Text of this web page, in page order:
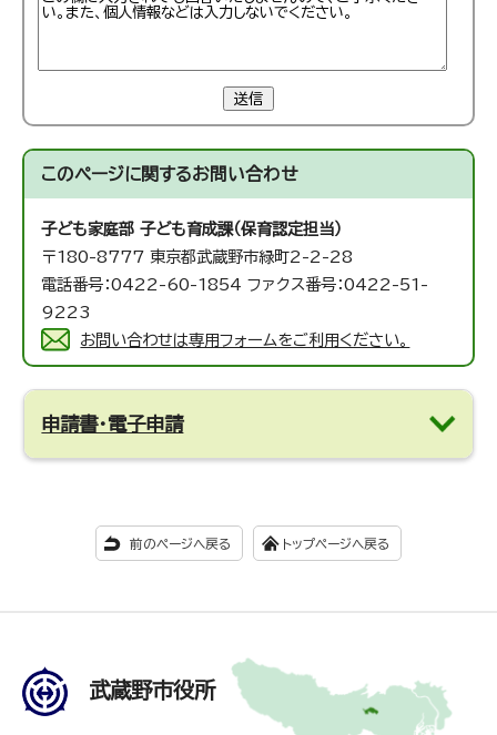
送信
このページに関するお問い合わせ
子ども家庭部 子ども育成課（保育認定担当）
〒180-8777 東京都武蔵野市緑町2-2-28
電話番号：0422-60-1854 ファクス番号：0422-51-
9223
お問い合わせは専用フォームをご利用ください。
申請書・電子申請
前のページへ戻る トップページへ戻る
武蔵野市役所